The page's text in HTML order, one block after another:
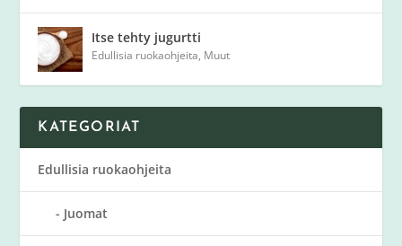
Itse tehty jugurtti
Edullisia ruokaohjeita, Muut
KATEGORIAT
Edullisia ruokaohjeita
Juomat